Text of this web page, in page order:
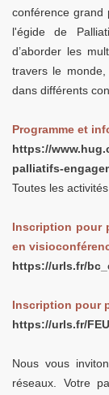
conférence grand
l'égide de
d’aborder les
travers le
dans différents
Programme et
https://
palliatifs-
Toutes les
Inscription pour
en
https://urls.fr/
Inscription pour
https://urls.fr/
Nous vous
réseaux. Votre